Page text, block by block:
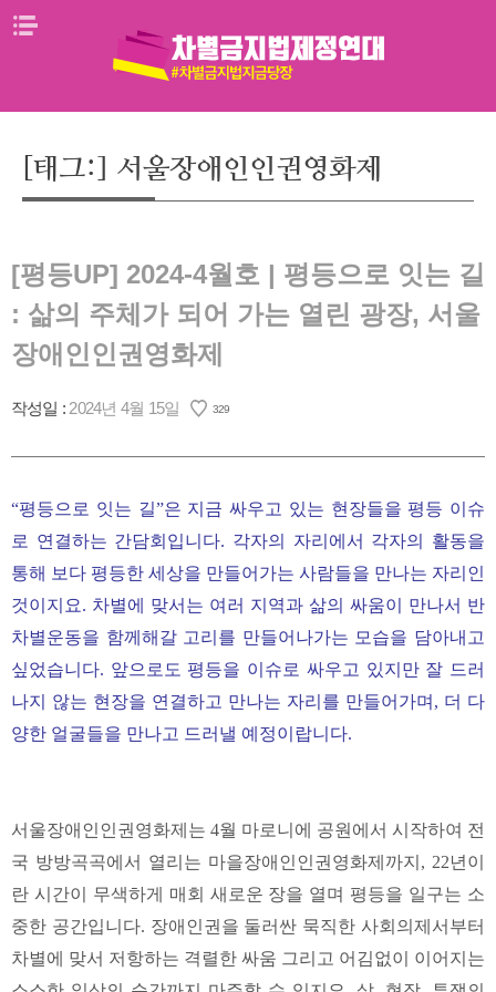
Skip
[태그:] 서울장애인인권영화제
[평등UP] 2024-4월호 | 평등으로 잇는 길
: 삶의 주체가 되어 가는 열린 광장, 서울
장애인인권영화제
작성일 : 2024년 4월 15일 329
“평등으로 잇는 길”은 지금 싸우고 있는 현장들을 평등 이슈
로 연결하는 간담회입니다. 각자의 자리에서 각자의 활동을
통해 보다 평등한 세상을 만들어가는 사람들을 만나는 자리인
것이지요. 차별에 맞서는 여러 지역과 삶의 싸움이 만나서 반
차별운동을 함께해갈 고리를 만들어나가는 모습을 담아내고
싶었습니다. 앞으로도 평등을 이슈로 싸우고 있지만 잘 드러
나지 않는 현장을 연결하고 만나는 자리를 만들어가며, 더 다
양한 얼굴들을 만나고 드러낼 예정이랍니다.
서울장애인인권영화제는 4월 마로니에 공원에서 시작하여 전
국 방방곡곡에서 열리는 마을장애인인권영화제까지, 22년이
란 시간이 무색하게 매회 새로운 장을 열며 평등을 일구는 소
중한 공간입니다. 장애인권을 둘러싼 묵직한 사회의제서부터
차별에 맞서 저항하는 격렬한 싸움 그리고 어김없이 이어지는